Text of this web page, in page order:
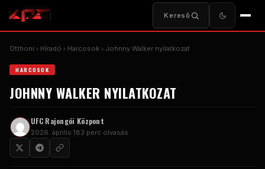
Kereső
Otthoni Híradó Harcosok Johnny Walker nyilatkozat
HARCOSOK
JOHNNY WALKER NYILATKOZAT
UFCRajongói Központ
2026. április 183 perc olvasás